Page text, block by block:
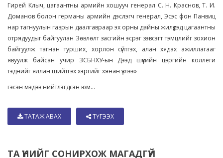
Гирей Клыч, цагаантны армийн хошууч генерал С. Н. Краснов, Т. И.
Доманов болон германы армийн дэслэгч генерал, Эсэс фон Панвиц
нар тагнуулын газрын даалгавраар эх орны дайны жилүүдэд цагаантны
отрядуудыг байгуулан Зөвлөлт засгийн эсрэг зэвсэгт тэмцлийг зохион
байгуулж тагнан турших, хорлон сүйтгэх, алан хядах ажиллагааг
явуулж байсан учир ЗСБНХУ-ын Дээд шүүхийн цэргийн коллеги
тэднийг яллан шийтгэх хэргийг хянан үзлээ»
гэсэн мэдээ нийтлэгдсэн юм...
ТАТАЖ АВАХ ТҮГЭЭХ
ТА ҮҮНИЙГ СОНИРХОЖ МАГАДГҮЙ